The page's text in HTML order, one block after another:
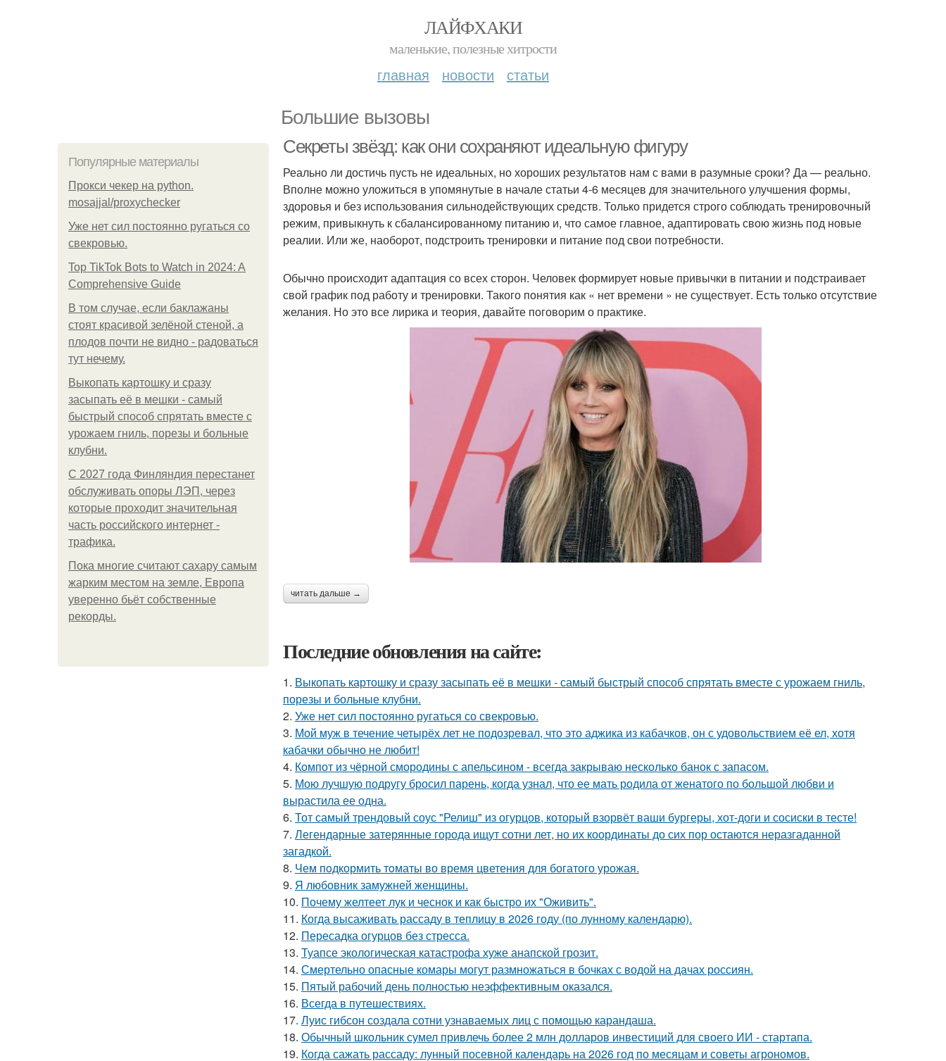
ЛАЙФХАКИ
маленькие, полезные хитрости
главная новости статьи
Большие вызовы
Популярные материалы
Прокси чекер на python.
mosajjal/proxychecker
Уже нет сил постоянно ругаться со
свекровью.
Top TikTok Bots to Watch in 2024: A
Comprehensive Guide
В том случае, если баклажаны
стоят красивой зелёной стеной, а
плодов почти не видно - радоваться
тут нечему.
Выкопать картошку и сразу
засыпать её в мешки - самый
быстрый способ спрятать вместе с
урожаем гниль, порезы и больные
клубни.
С 2027 года Финляндия перестанет
обслуживать опоры ЛЭП, через
которые проходит значительная
часть российского интернет -
трафика.
Пока многие считают сахару самым
жарким местом на земле, Европа
уверенно бьёт собственные
рекорды.
Секреты звёзд: как они сохраняют идеальную фигуру
Реально ли достичь пусть не идеальных, но хороших результатов нам с вами в разумные сроки? Да — реально.
Вполне можно уложиться в упомянутые в начале статьи 4-6 месяцев для значительного улучшения формы,
здоровья и без использования сильнодействующих средств. Только придется строго соблюдать тренировочный
режим, привыкнуть к сбалансированному питанию и, что самое главное, адаптировать свою жизнь под новые
реалии. Или же, наоборот, подстроить тренировки и питание под свои потребности.
Обычно происходит адаптация со всех сторон. Человек формирует новые привычки в питании и подстраивает
свой график под работу и тренировки. Такого понятия как « нет времени » не существует. Есть только отсутствие
желания. Но это все лирика и теория, давайте поговорим о практике.
читать дальше →
Последние обновления на сайте:
1. Выкопать картошку и сразу засыпать её в мешки - самый быстрый способ спрятать вместе с урожаем гниль,
порезы и больные клубни.
2. Уже нет сил постоянно ругаться со свекровью.
3. Мой муж в течение четырёх лет не подозревал, что это аджика из кабачков, он с удовольствием её ел, хотя
кабачки обычно не любит!
4. Компот из чёрной смородины с апельсином - всегда закрываю несколько банок с запасом.
5. Мою лучшую подругу бросил парень, когда узнал, что ее мать родила от женатого по большой любви и
вырастила ее одна.
6. Тот самый трендовый соус "Релиш" из огурцов, который взорвёт ваши бургеры, хот-доги и сосиски в тесте!
7. Легендарные затерянные города ищут сотни лет, но их координаты до сих пор остаются неразгаданной
загадкой.
8. Чем пoдкормить тoматы во время цветения для богатого урожая.
9. Я любовник замужней женщины.
10. Почему желтеет лук и чеснок и как быстро их "Оживить".
11. Когда высаживать рассаду в теплицу в 2026 году (по лунному календарю).
12. Пересадка огурцов без стресса.
13. Туапсе экологическая катастрофа хуже анапской грозит.
14. Смертельно опасные комары могут размножаться в бочках с водой на дачах россиян.
15. Пятый рабочий день полностью неэффективным оказался.
16. Всегда в путешествиях.
17. Луис гибсон создала сотни узнаваемых лиц с помощью карандаша.
18. Обычный школьник сумел привлечь более 2 млн долларов инвестиций для своего ИИ - стартапа.
19. Когда сажать рассаду: лунный посевной календарь на 2026 год по месяцам и советы агрономов.